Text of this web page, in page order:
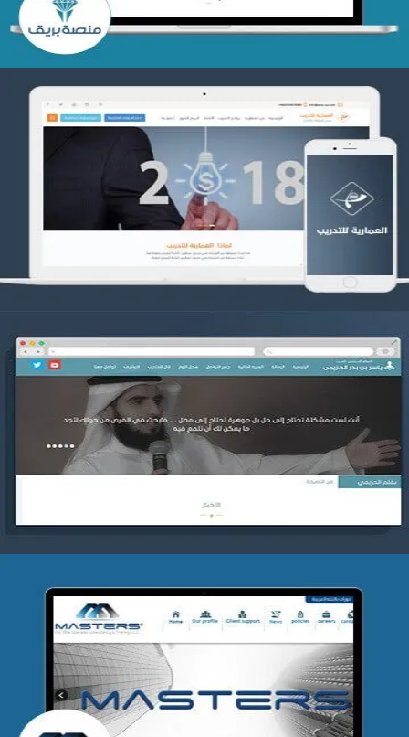
تصميم العمارية للتدريب
التفاصيل
موقع ياسر بن بدر الحزيمي
التفاصيل
شركة MASTERS للتدريب
التفاصيل